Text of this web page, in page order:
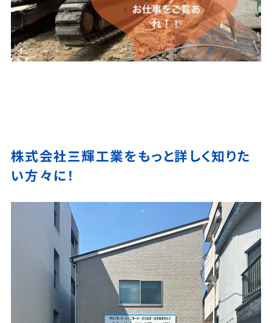
株式会社三輝工業をもっと詳しく知りた
い方々に！